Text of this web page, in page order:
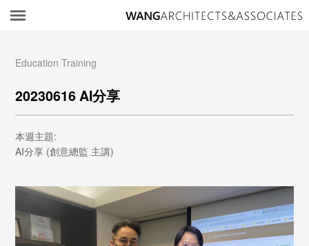
Education Training
20230616 AI分享
本週主題:
AI分享 (創意總監 主講)